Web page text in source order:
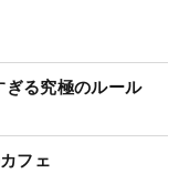
る究極のルール
フェ